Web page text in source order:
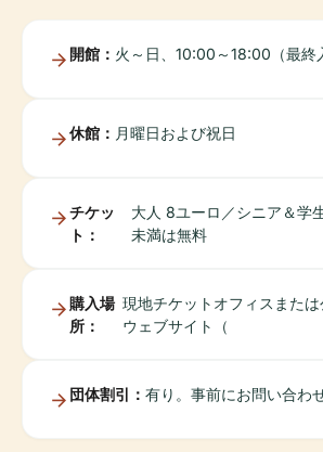
開館： 火～日、10:00～18:00（最終
休館： 月曜日および祝日
チケッ
ト：
大人 8ユーロ／シニア＆学
未満は無料
購入場
所：
現地チケットオフィスまたは
ウェブサイト（
団体割引： 有り。事前にお問い合わ